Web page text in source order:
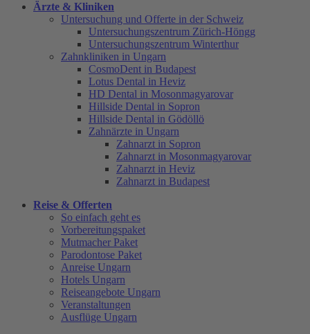
Ärzte & Kliniken
Untersuchung und Offerte in der Schweiz
Untersuchungszentrum Zürich-Höngg
Untersuchungszentrum Winterthur
Zahnkliniken in Ungarn
CosmoDent in Budapest
Lotus Dental in Heviz
HD Dental in Mosonmagyarovar
Hillside Dental in Sopron
Hillside Dental in Gödöllö
Zahnärzte in Ungarn
Zahnarzt in Sopron
Zahnarzt in Mosonmagyarovar
Zahnarzt in Heviz
Zahnarzt in Budapest
Reise & Offerten
So einfach geht es
Vorbereitungspaket
Mutmacher Paket
Parodontose Paket
Anreise Ungarn
Hotels Ungarn
Reiseangebote Ungarn
Veranstaltungen
Ausflüge Ungarn